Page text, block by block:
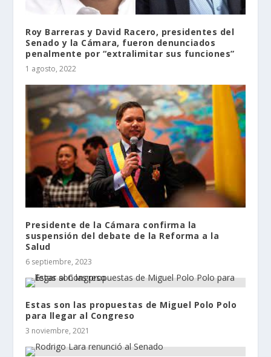
Roy Barreras y David Racero, presidentes del
Senado y la Cámara, fueron denunciados
penalmente por “extralimitar sus funciones”
1 agosto, 2022
Presidente de la Cámara confirma la
suspensión del debate de la Reforma a la
Salud
6 septiembre, 2023
Estas son las propuestas de Miguel Polo Polo
para llegar al Congreso
3 noviembre, 2021